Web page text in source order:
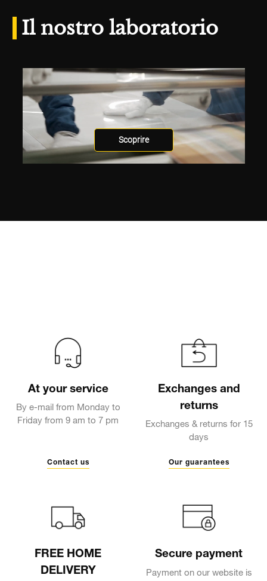
Il nostro laboratorio
Scoprire
At your service
By e-mail from Monday to
Friday from 9 am to 7 pm
Contact us
Exchanges and
returns
Exchanges & returns for 15
days
Our guarantees
FREE HOME
DELIVERY
Secure payment
Payment on our website is